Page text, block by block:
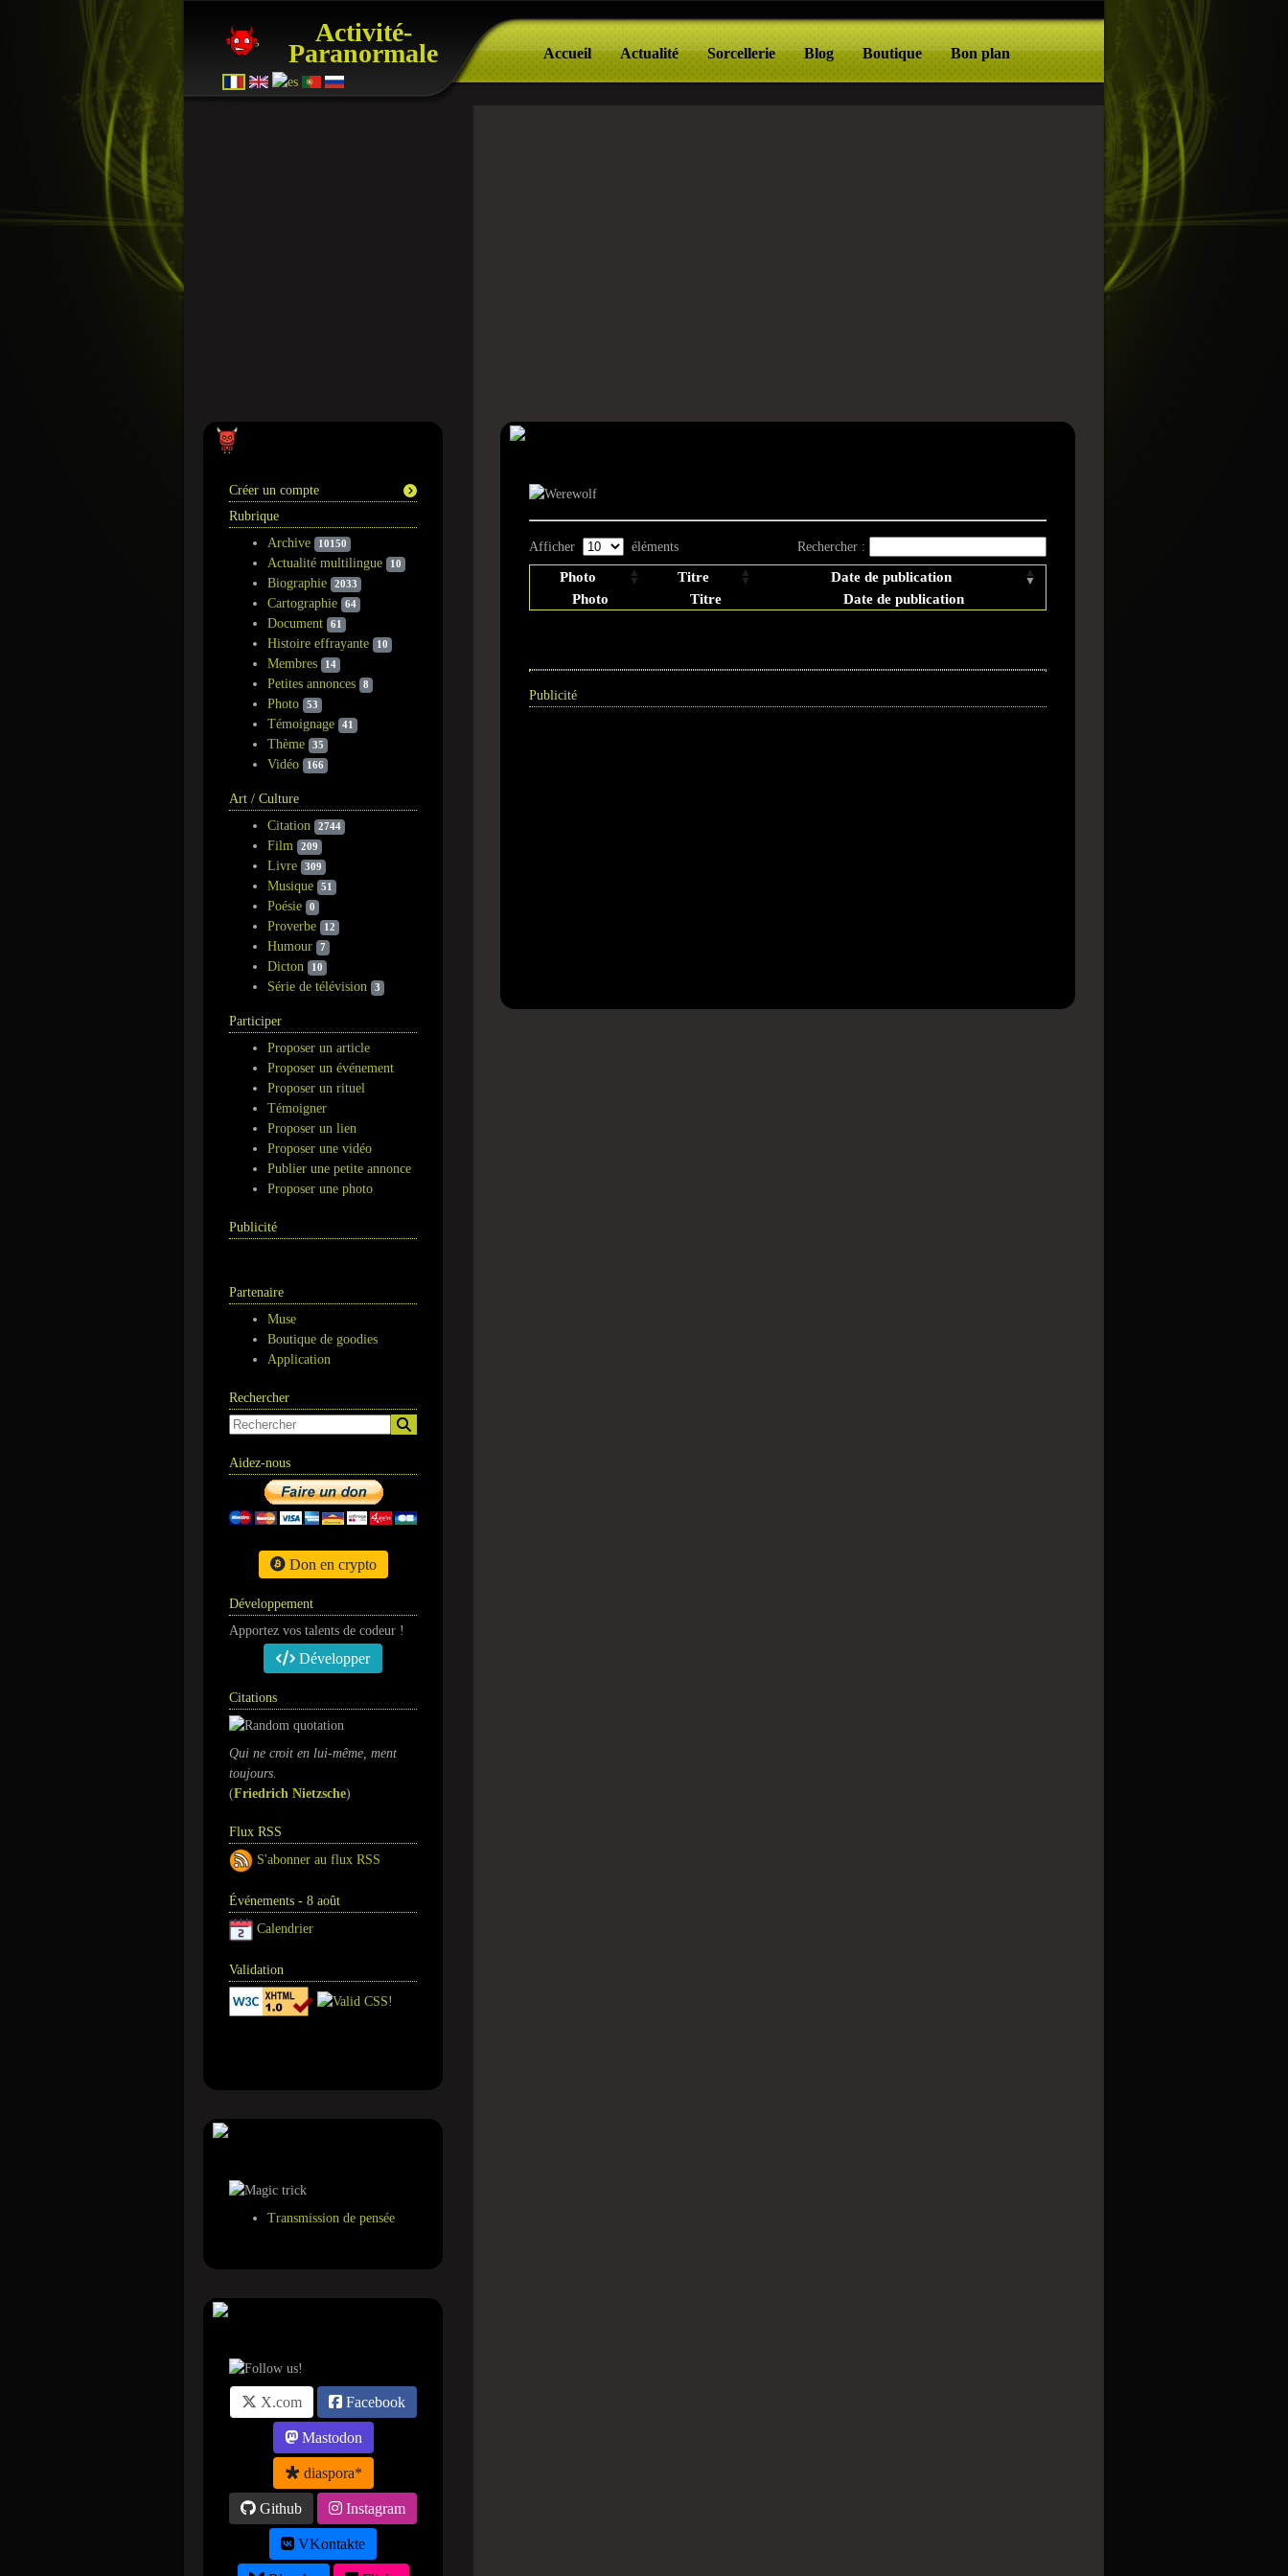
Activité-
Paranormale Accueil Actualité Sorcellerie Blog Boutique Bon plan
Créer un compte
Rubrique
Archive
10150
Actualité multilingue 10
Biographie 2033
Cartographie 64
Document 61
Histoire effrayante 10
Membres 14
Petites annonces 8
Photo 53
Témoignage 41
Thème 35
Vidéo 166
Art / Culture
Citation
2744
Film 209
Livre 309
Musique 51
Poésie 0
Proverbe 12
Humour 7
Dicton 10
Série de télévision 3
Participer
Proposer un article
Proposer un événement
Proposer un rituel
Témoigner
Proposer un lien
Proposer une vidéo
Publier une petite annonce
Proposer une photo
Publicité
Partenaire
Muse
Boutique de goodies
Application
Rechercher
Aidez-nous
Don en crypto
Développement
Apportez vos talents de codeur !
Développer
Citations
Qui ne croit en lui-même, ment
toujours.
(Friedrich Nietzsche)
Flux RSS
S'abonner au flux RSS
Événements - 8 août
Calendrier
Validation
Transmission de pensée
X.com Facebook
Mastodon
diaspora*
Github Instagram
VKontakte
Afficher éléments Rechercher :
Photo Titre
Date de publication
Photo
Titre Date de publication
Publicité